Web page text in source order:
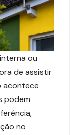
ou
de assistir
acontece
podem
no